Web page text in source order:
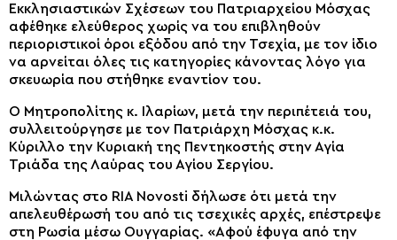
Εκκλησιαστικών Σχέσεων του Πατριαρχείου Μόσχας
αφέθηκε ελεύθερος χωρίς να του επιβληθούν
περιοριστικοί όροι εξόδου από την Τσεχία, με τον ίδιο
να αρνείται όλες τις κατηγορίες κάνοντας λόγο για
σκευωρία που στήθηκε εναντίον του.
Ο Μητροπολίτης κ. Ιλαρίων, μετά την περιπέτειά του,
συλλειτούργησε με τον Πατριάρχη Μόσχας κ.κ.
Κύριλλο την Κυριακή της Πεντηκοστής στην Αγία
Τριάδα της Λαύρας του Αγίου Σεργίου.
Μιλώντας στο RIA Novosti δήλωσε ότι μετά την
απελευθέρωσή του από τις τσεχικές αρχές, επέστρεψε
στη Ρωσία μέσω Ουγγαρίας. «Αφού έφυγα από την